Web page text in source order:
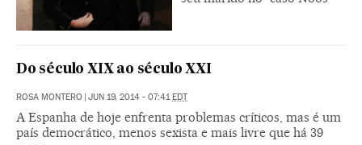
Do século XIX ao século XXI
ROSA MONTERO | JUN 19, 2014 - 07:41EDT
A Espanha de hoje enfrenta problemas críticos, mas é um
país democrático, menos sexista e mais livre que há 39